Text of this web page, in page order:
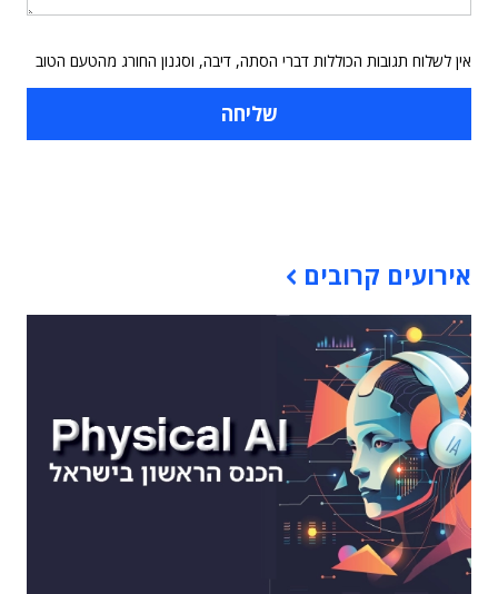
אין לשלוח תגובות הכוללות דברי הסתה, דיבה, וסגנון החורג מהטעם הטוב
אירועים קרובים